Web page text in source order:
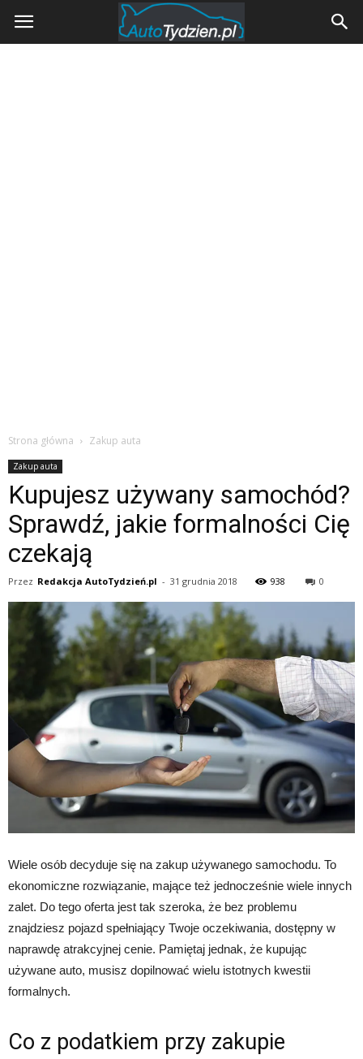
AutoTydzien.pl
Strona główna Zakup auta
Zakup auta
Kupujesz używany samochód?
Sprawdź, jakie formalności Cię
czekają
Przez Redakcja AutoTydzień.pl - 31 grudnia 2018 938 0
Wiele osób decyduje się na zakup używanego samochodu. To
ekonomiczne rozwiązanie, mające też jednocześnie wiele innych
zalet. Do tego oferta jest tak szeroka, że bez problemu
znajdziesz pojazd spełniający Twoje oczekiwania, dostępny w
naprawdę atrakcyjnej cenie. Pamiętaj jednak, że kupując
używane auto, musisz dopilnować wielu istotnych kwestii
formalnych.
Co z podatkiem przy zakupie